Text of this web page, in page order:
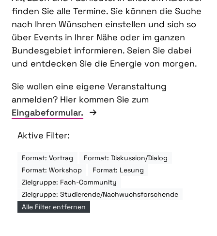
finden Sie alle Termine. Sie können die Suche
nach Ihren Wünschen einstellen und sich so
über Events in Ihrer Nähe oder im ganzen
Bundesgebiet informieren. Seien Sie dabei
und entdecken Sie die Energie von morgen.
Sie wollen eine eigene Veranstaltung
anmelden? Hier kommen Sie zum
Eingabeformular.
Aktive Filter:
Format: Vortrag
Format: Diskussion/Dialog
Format: Workshop
Format: Lesung
Zielgruppe: Fach-Community
Zielgruppe: Studierende/Nachwuchsforschende
Alle Filter entfernen